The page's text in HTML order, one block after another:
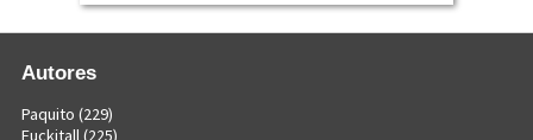
Autores
Paquito (229)
Fuckitall (225)